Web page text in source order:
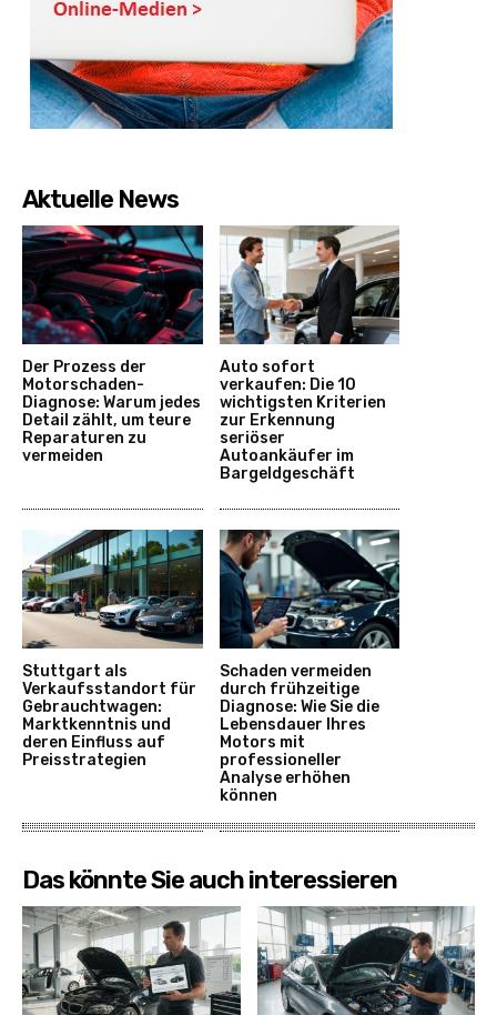
Aktuelle News
Der Prozess der
Motorschaden-
Diagnose: Warum jedes
Detail zählt, um teure
Reparaturen zu
vermeiden
Auto sofort
verkaufen: Die 10
wichtigsten Kriterien
zur Erkennung
seriöser
Autoankäufer im
Bargeldgeschäft
Stuttgart als
Verkaufsstandort für
Gebrauchtwagen:
Marktkenntnis und
deren Einfluss auf
Preisstrategien
Schaden vermeiden
durch frühzeitige
Diagnose: Wie Sie die
Lebensdauer Ihres
Motors mit
professioneller
Analyse erhöhen
können
Das könnte Sie auch interessieren